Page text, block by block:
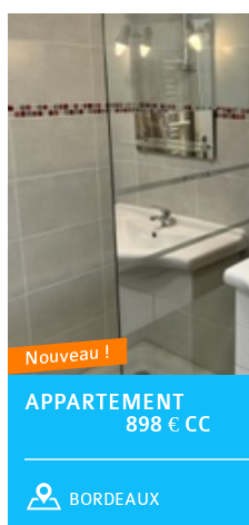
Nouveau !
APPARTEMENT
898 € CC
BORDEAUX